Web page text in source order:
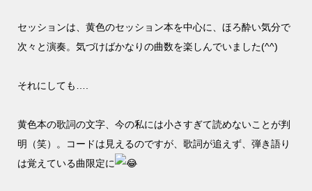
セッションは、黄色のセッション本を中心に、ほろ酔い気分で
次々と演奏。気づけばかなりの曲数を楽しんでいました(^^)
それにしても….
黄色本の歌詞の文字、今の私には小さすぎて読めないことが判
明（笑）。コードは見えるのですが、歌詞が追えず、弾き語り
は覚えている曲限定に